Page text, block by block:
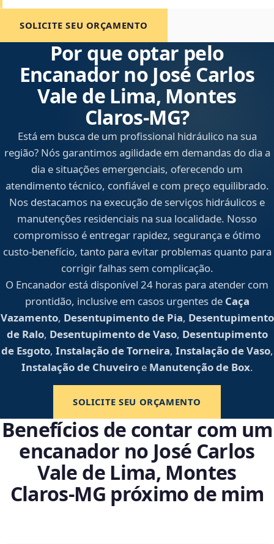
SOLICITE SEU ORÇAMENTO
Por que optar pelo
Encanador no José Carlos
Vale de Lima, Montes
Claros‑MG?
Está em busca de um profissional hidráulico na sua
região? Nós garantimos agilidade em demandas do dia a
dia e situações emergenciais, oferecendo um
atendimento técnico, confiável e com preço equilibrado.
Nos destacamos na execução de serviços hidráulicos e
manutenções residenciais na sua localidade. Nosso
compromisso é entregar rapidez, segurança e ótimo
custo-benefício, tanto para evitar problemas quanto para
corrigir falhas sem complicação.
O Encanador está disponível 24 horas para atender com
prontidão, inclusive em casos urgentes de Caça
Vazamento, Desentupimento de Pia, Desentupimento
de Ralo, Desentupimento de Vaso, Desentupimento
de Esgoto, Instalação de Torneira, Instalação de Vaso,
Instalação de Chuveiroe Manutenção de Box.
SOLICITE SEU ORÇAMENTO
Benefícios de contar com um
encanador no José Carlos
Vale de Lima, Montes
Claros‑MG próximo de mim